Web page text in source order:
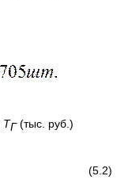
ТГ(тыс. руб.)
(5.2)